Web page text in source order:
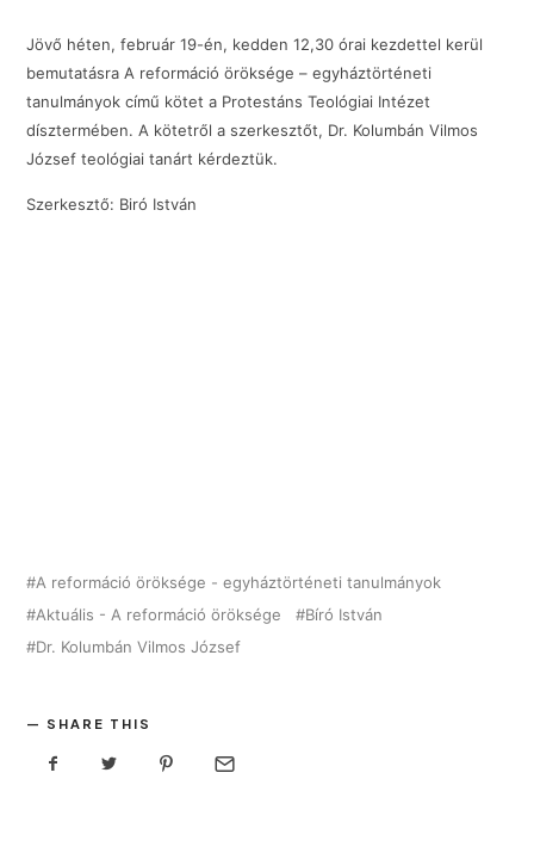
Jövő héten, február 19-én, kedden 12,30 órai kezdettel kerül
bemutatásra A reformáció öröksége – egyháztörténeti
tanulmányok című kötet a Protestáns Teológiai Intézet
dísztermében. A kötetről a szerkesztőt, Dr. Kolumbán Vilmos
József teológiai tanárt kérdeztük.
Szerkesztő: Biró István
A reformáció öröksége - egyháztörténeti tanulmányok
Aktuális - A reformáció öröksége
Bíró István
Dr. Kolumbán Vilmos József
SHARE THIS